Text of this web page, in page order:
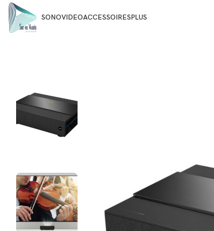
SONOVIDEOACCESSOIRESPLUS
Accueil